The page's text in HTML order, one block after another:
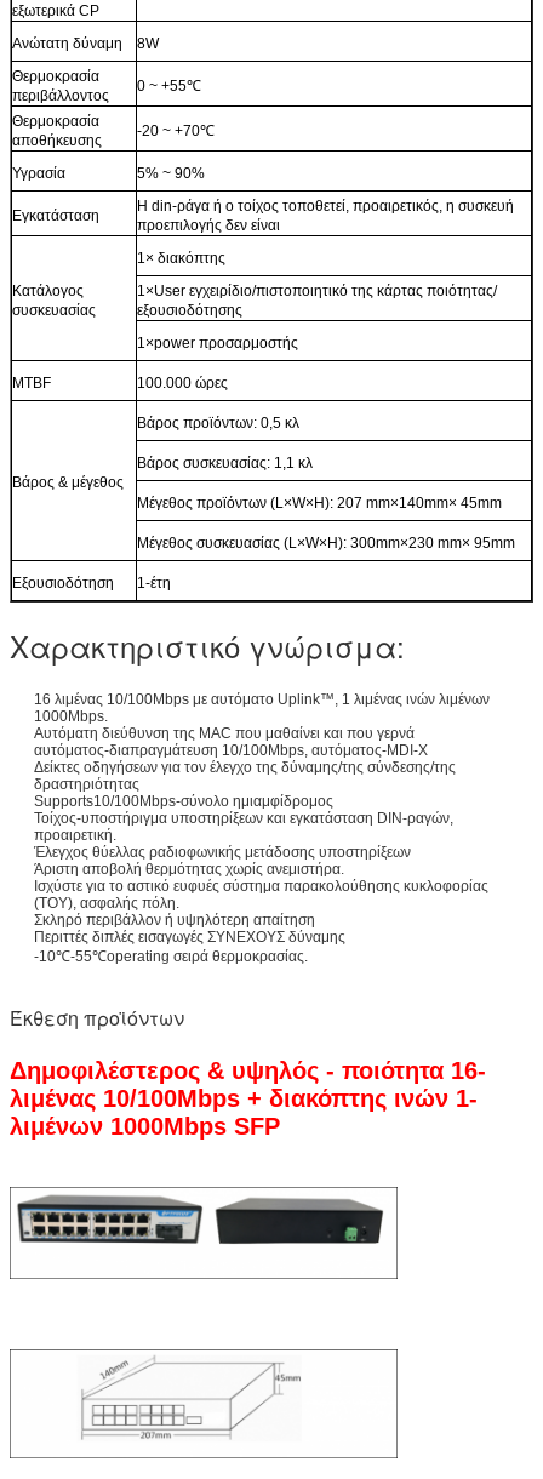
εξωτερικά CP
Ανώτατη δύναμη
8W
Θερμοκρασία
περιβάλλοντος
0 ~ +55℃
Θερμοκρασία
αποθήκευσης
-20 ~ +70℃
Υγρασία 5% ~ 90%
Εγκατάσταση
Η din-ράγα ή ο τοίχος τοποθετεί, προαιρετικός, η συσκευή
προεπιλογής δεν είναι
Κατάλογος
συσκευασίας
1× διακόπτης
1×User εγχειρίδιο/πιστοποιητικό της κάρτας ποιότητας/
εξουσιοδότησης
1×power προσαρμοστής
MTBF 100.000 ώρες
Βάρος & μέγεθος
Βάρος προϊόντων: 0,5 κλ
Βάρος συσκευασίας: 1,1 κλ
Μέγεθος προϊόντων (L×W×H): 207 mm×140mm× 45mm
Μέγεθος συσκευασίας (L×W×H): 300mm×230 mm× 95mm
Εξουσιοδότηση 1-έτη
Χαρακτηριστικό γνώρισμα:
16 λιμένας 10/100Mbps με αυτόματο Uplink™, 1 λιμένας ινών λιμένων
1000Mbps.
Αυτόματη διεύθυνση της MAC που μαθαίνει και που γερνά
αυτόματος-διαπραγμάτευση 10/100Mbps, αυτόματος-MDI-Χ
Δείκτες οδηγήσεων για τον έλεγχο της δύναμης/της σύνδεσης/της
δραστηριότητας
Supports10/100Mbps-σύνολο ημιαμφίδρομος
Τοίχος-υποστήριγμα υποστηρίξεων και εγκατάσταση DIN-ραγών,
προαιρετική.
Έλεγχος θύελλας ραδιοφωνικής μετάδοσης υποστηρίξεων
Άριστη αποβολή θερμότητας χωρίς ανεμιστήρα.
Ισχύστε για το αστικό ευφυές σύστημα παρακολούθησης κυκλοφορίας
(ΤΟΥ), ασφαλής πόλη.
Σκληρό περιβάλλον ή υψηλότερη απαίτηση
Περιττές διπλές εισαγωγές ΣΥΝΕΧΟΥΣ δύναμης
-10℃-55℃operating σειρά θερμοκρασίας.
Έκθεση προϊόντων
Δημοφιλέστερος & υψηλός - ποιότητα 16-
λιμένας 10/100Mbps + διακόπτης ινών 1-
λιμένων 1000Mbps SFP